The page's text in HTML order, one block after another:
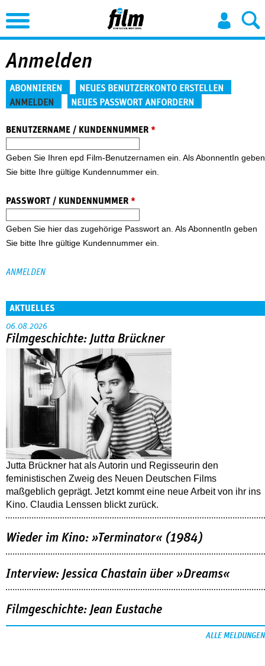
Jump to Navigation
Anmelden
Haupt-Reiter
ABONNIEREN
NEUES BENUTZERKONTO ERSTELLEN
ANMELDEN
NEUES PASSWORT ANFORDERN
BENUTZERNAME / KUNDENNUMMER *
Geben Sie Ihren epd Film-Benutzernamen ein. Als AbonnentIn geben
Sie bitte Ihre gültige Kundennummer ein.
PASSWORT / KUNDENNUMMER *
Geben Sie hier das zugehörige Passwort an. Als AbonnentIn geben
Sie bitte Ihre gültige Kundennummer ein.
AKTUELLES
06.08.2026
Filmgeschichte: Jutta Brückner
Jutta Brückner hat als Autorin und Regisseurin den
feministischen Zweig des Neuen Deutschen Films
maßgeblich geprägt. Jetzt kommt eine neue Arbeit von ihr ins
Kino. Claudia Lenssen blickt zurück.
Wieder im Kino: »Terminator« (1984)
Interview: Jessica Chastain über »Dreams«
Filmgeschichte: Jean Eustache
ALLE MELDUNGEN